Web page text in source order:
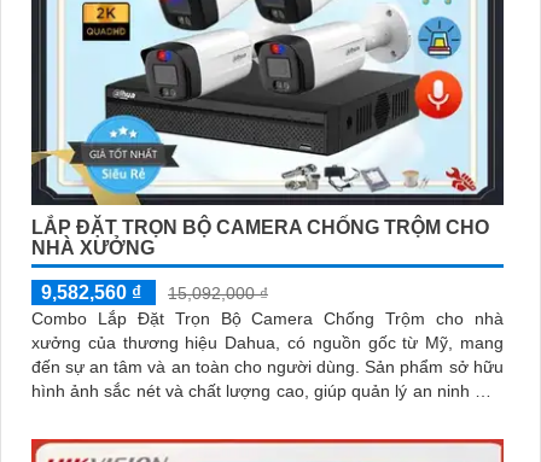
LẮP ĐẶT TRỌN BỘ CAMERA CHỐNG TRỘM CHO
NHÀ XƯỞNG
9,582,560 ₫
15,092,000 ₫
Combo Lắp Đặt Trọn Bộ Camera Chống Trộm cho nhà
xưởng của thương hiệu Dahua, có nguồn gốc từ Mỹ, mang
đến sự an tâm và an toàn cho người dùng. Sản phẩm sở hữu
hình ảnh sắc nét và chất lượng cao, giúp quản lý an ninh một